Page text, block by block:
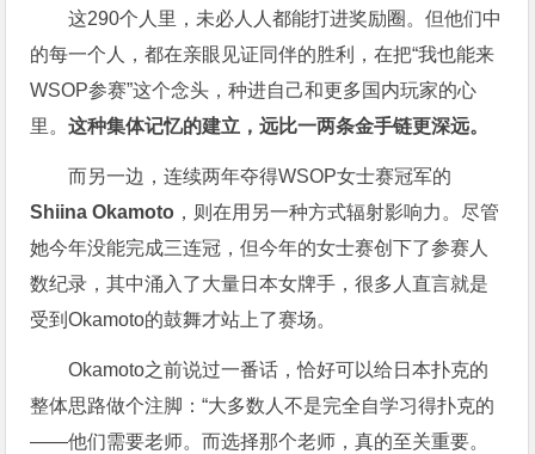
这290个人里，未必人人都能打进奖励圈。但他们中
的每一个人，都在亲眼见证同伴的胜利，在把“我也能来
WSOP参赛”这个念头，种进自己和更多国内玩家的心
里。这种集体记忆的建立，远比一两条金手链更深远。
而另一边，连续两年夺得WSOP女士赛冠军的
Shiina Okamoto ，则在用另一种方式辐射影响力。尽管
她今年没能完成三连冠，但今年的女士赛创下了参赛人
数纪录，其中涌入了大量日本女牌手，很多人直言就是
受到Okamoto的鼓舞才站上了赛场。
Okamoto之前说过一番话，恰好可以给日本扑克的
整体思路做个注脚：“大多数人不是完全自学习得扑克的
——他们需要老师。而选择那个老师，真的至关重要。